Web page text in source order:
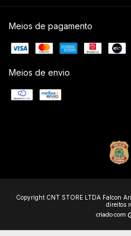
Meios de pagamento
Meios de envio
Copyright CNT STORE LTDA Falcon
direitos